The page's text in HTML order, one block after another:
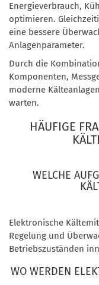
Energieverbrauch,
optimieren.
eine bessere
Anlagenparameter.
Durch die
Komponenten,
moderne
warten.
HÄUFIGE
WELCHE
Elektronische
Regelung und
Betriebszuständen
WO WERDEN